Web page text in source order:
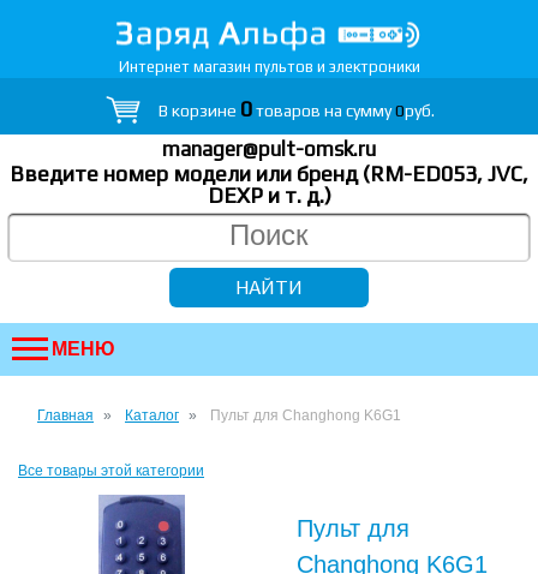
Интернет магазин пультов и электроники
В корзине 0товаров на сумму0руб.
manager@pult-omsk.ru
Введите номер модели или бренд (RM-ED053, JVC,
DEXP и т. д.)
МЕНЮ
Главная Каталог Пульт для Changhong K6G1
Все товары этой категории
Пульт для
Changhong K6G1